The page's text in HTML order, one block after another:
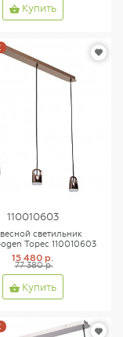
Купить
110010603
светильник
Торес 110010603
15 480 р.
77 380 р.
Купить